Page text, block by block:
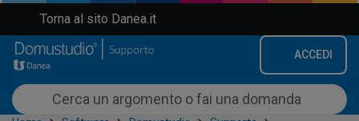
Torna al sito Danea.it
ACCEDI